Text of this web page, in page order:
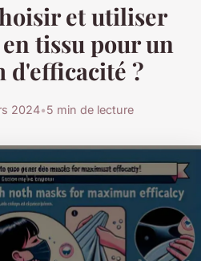
et utiliser
tissu pour un
d'efficacité ?
2024•5 min de lecture